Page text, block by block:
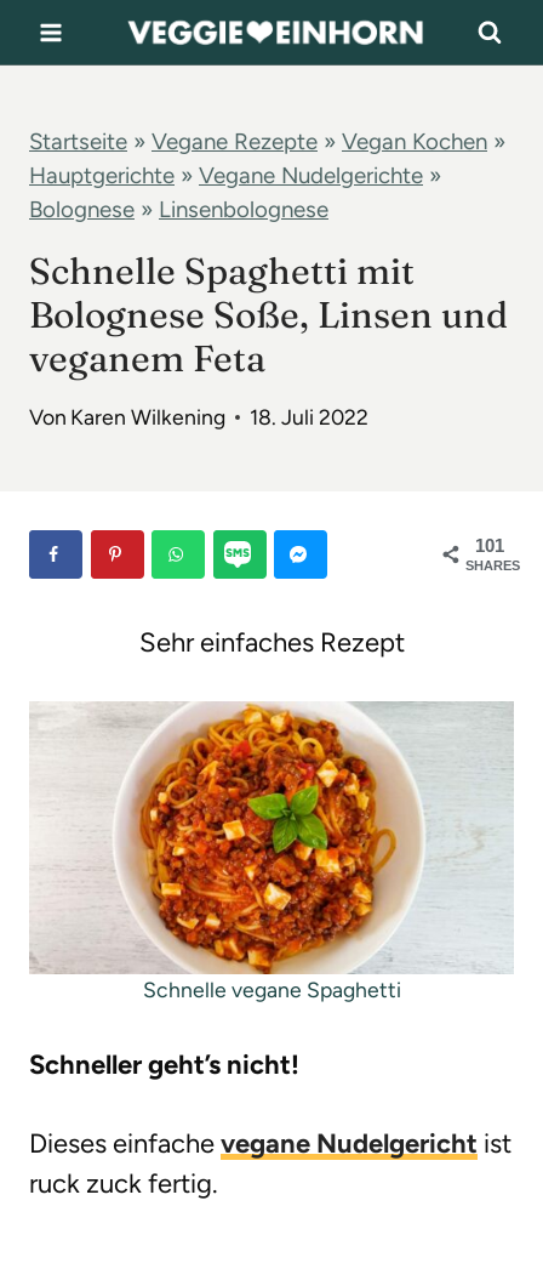
u
Startseite » Vegane Rezepte » Vegan Kochen »
Hauptgerichte » Vegane Nudelgerichte »
Bolognese » Linsenbolognese
Schnelle Spaghetti mit
Bolognese Soße, Linsen und
veganem Feta
Von Karen Wilkening 18. Juli 2022
101
SHARES
Sehr einfaches Rezept
Schnelle vegane Spaghetti
Schneller geht’s nicht!
Dieses einfachevegane Nudelgericht ist
ruck zuck fertig.